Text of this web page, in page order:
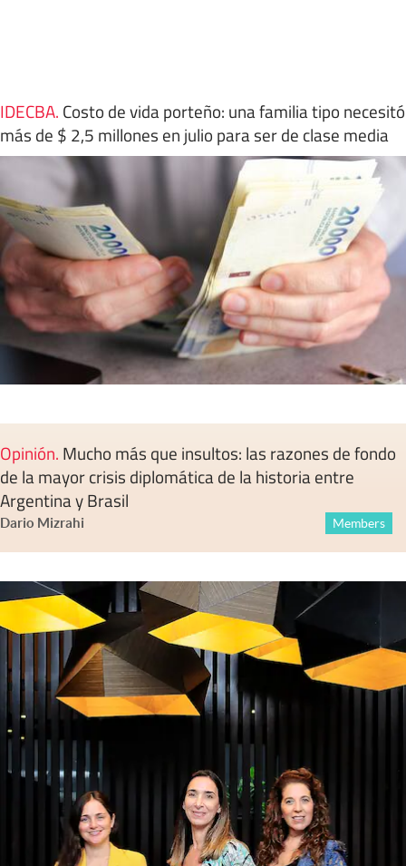
IDECBA. Costo de vida porteño: una familia tipo necesitó
más de $ 2,5 millones en julio para ser de clase media
Opinión. Mucho más que insultos: las razones de fondo
de la mayor crisis diplomática de la historia entre
Argentina y Brasil
Dario Mizrahi Members